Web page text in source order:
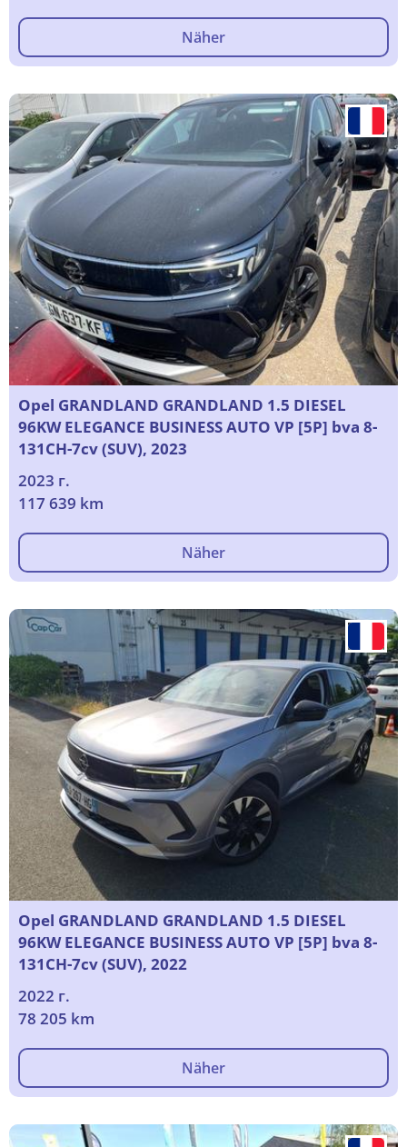
Näher
Opel GRANDLAND GRANDLAND 1.5 DIESEL
96KW ELEGANCE BUSINESS AUTO VP [5P] bva 8-
131CH-7cv (SUV), 2023
2023 г.
117 639 km
Näher
Opel GRANDLAND GRANDLAND 1.5 DIESEL
96KW ELEGANCE BUSINESS AUTO VP [5P] bva 8-
131CH-7cv (SUV), 2022
2022 г.
78 205 km
Näher